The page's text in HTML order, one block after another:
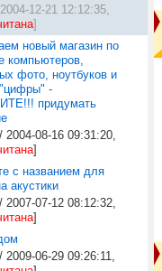
2004-12-21 12:12:35,
]
новый магазин по
компьютеров,
фото, ноутбуков и
-
придумать
/ 2004-08-16 09:31:20,
]
с названием для
акустики
/ 2007-07-12 08:12:32,
]
/ 2009-06-29 09:26:11,